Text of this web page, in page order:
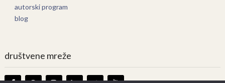
autorski program
blog
društvene mreže